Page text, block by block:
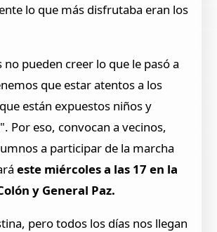
lo que más disfrutaba eran los
no pueden creer lo que le pasó a
que estar atentos a los
están expuestos niños y
Por eso, convocan a vecinos,
a participar de la marcha
este miércoles a las 17 en la
y General Paz.
pero todos los días nos llegan